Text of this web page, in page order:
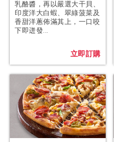
乳酪醬，再以嚴選大干貝、
印度洋大白蝦、翠綠菠菜及
香甜洋蔥佈滿其上，一口咬
下即迸發...
立即訂購